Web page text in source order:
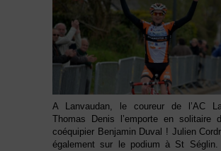
A Lanvaudan, le coureur de l’AC
Thomas Denis l’emporte en solitaire
coéquipier Benjamin Duval ! Julien
également sur le podium à St Séglin.